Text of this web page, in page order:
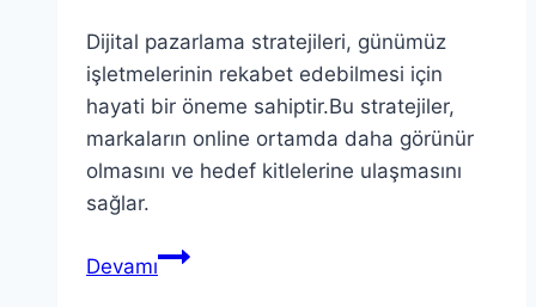
Dijital pazarlama stratejileri, günümüz
işletmelerinin rekabet edebilmesi için
hayati bir öneme sahiptir.Bu stratejiler,
markaların online ortamda daha görünür
olmasını ve hedef kitlelerine ulaşmasını
sağlar.
DevamıDijital